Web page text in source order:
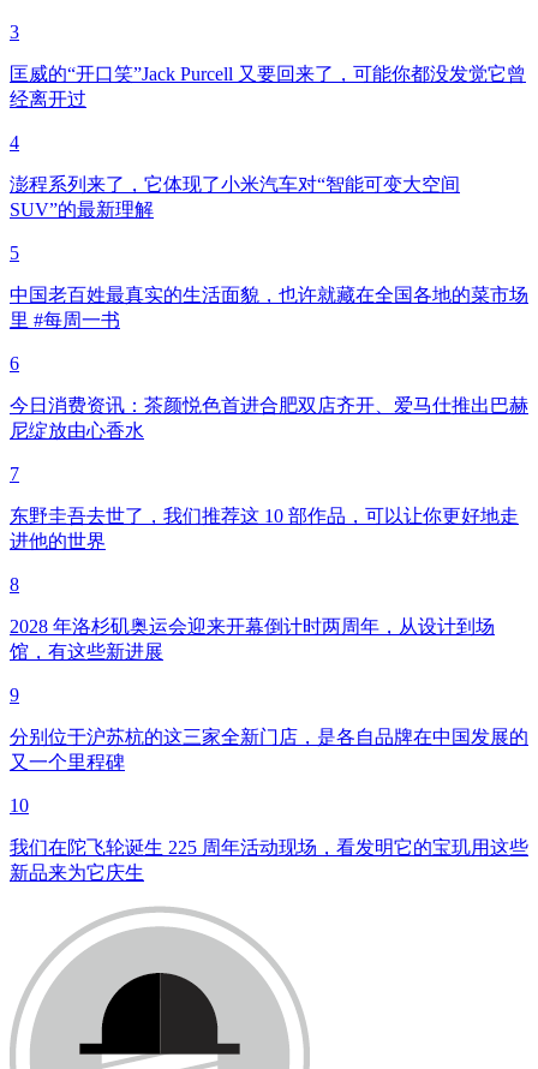
3
匡威的“开口笑”Jack Purcell 又要回来了，可能你都没发觉它曾
经离开过
4
澎程系列来了，它体现了小米汽车对“智能可变大空间
SUV”的最新理解
5
中国老百姓最真实的生活面貌，也许就藏在全国各地的菜市场
里 #每周一书
6
今日消费资讯：茶颜悦色首进合肥双店齐开、爱马仕推出巴赫
尼绽放由心香水
7
东野圭吾去世了，我们推荐这 10 部作品，可以让你更好地走
进他的世界
8
2028 年洛杉矶奥运会迎来开幕倒计时两周年，从设计到场
馆，有这些新进展
9
分别位于沪苏杭的这三家全新门店，是各自品牌在中国发展的
又一个里程碑
10
我们在陀飞轮诞生 225 周年活动现场，看发明它的宝玑用这些
新品来为它庆生